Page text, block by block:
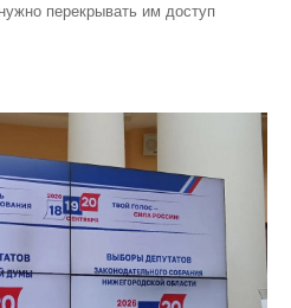
перекрывать им доступ